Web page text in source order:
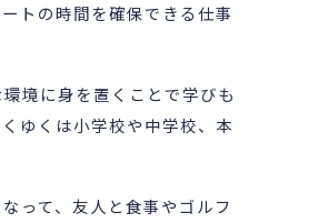
トの時間を確保できる仕事
境に身を置くことで学びも
ゆくは小学校や中学校、本
って、友人と食事やゴルフ